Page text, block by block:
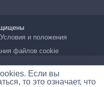
Условия и положения
файлов cookie
Если вы
то это означает, что